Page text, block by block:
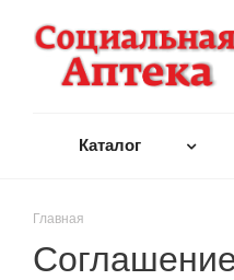
Каталог
Главная